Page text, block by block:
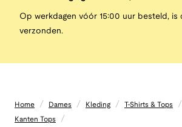
Op werkdagen vóór 15:00 uur besteld, is
verzonden.
Home / Dames / Kleding / T-Shirts & Tops /
Kanten Tops /